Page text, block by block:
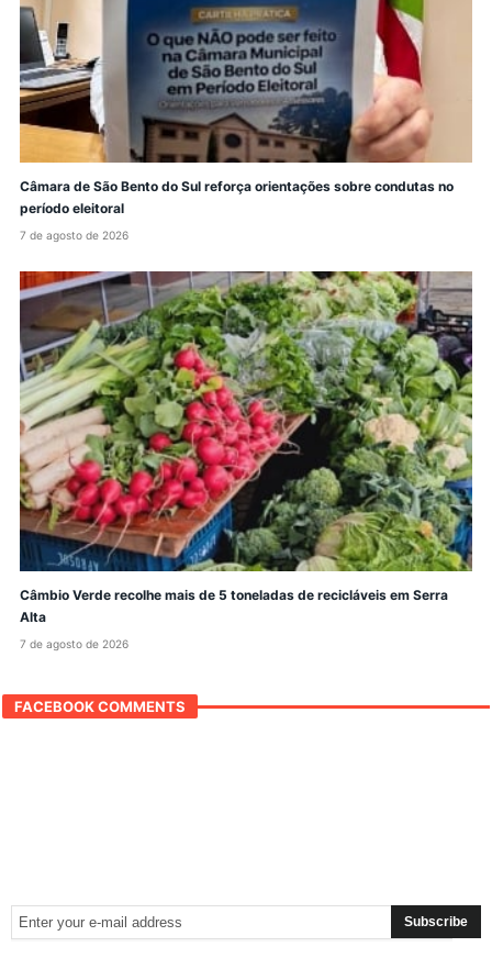
Câmara de São Bento do Sul reforça orientações sobre condutas no
período eleitoral
7 de agosto de 2026
Câmbio Verde recolhe mais de 5 toneladas de recicláveis em Serra
Alta
7 de agosto de 2026
FACEBOOK COMMENTS